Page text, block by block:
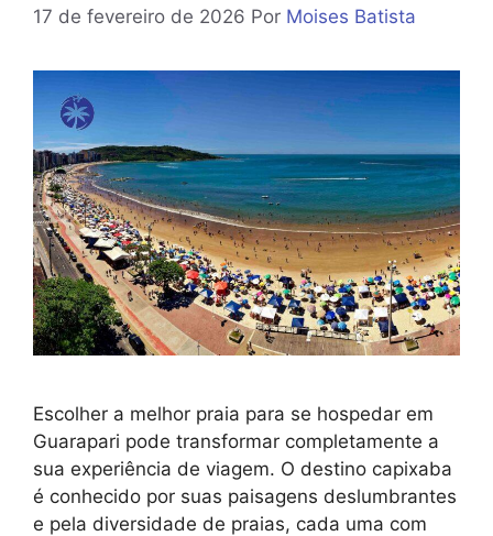
17 de fevereiro de 2026 Por Moises Batista
Escolher a melhor praia para se hospedar em
Guarapari pode transformar completamente a
sua experiência de viagem. O destino capixaba
é conhecido por suas paisagens deslumbrantes
e pela diversidade de praias, cada uma com